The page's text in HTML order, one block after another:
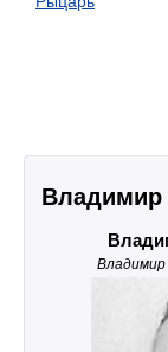
Владимир
Владимир